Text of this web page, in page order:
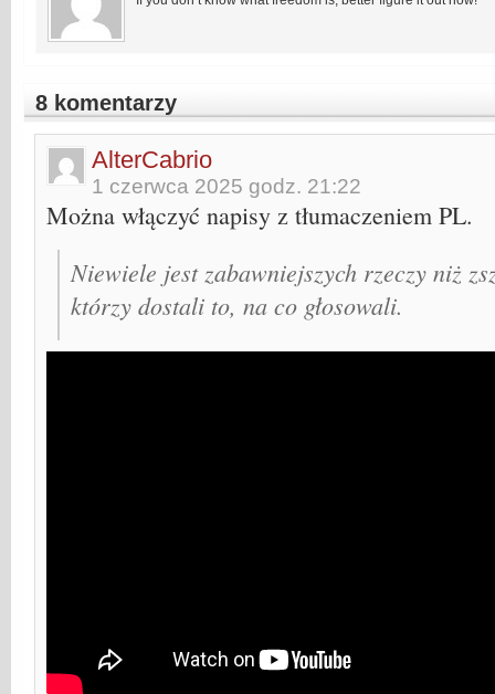
8 komentarzy
AlterCabrio
1 czerwca 2025 godz. 21:22
Można włączyć napisy z tłumaczeniem PL.
Niewiele jest zabawniejszych rzeczy niż
którzy dostali to, na co głosowali.